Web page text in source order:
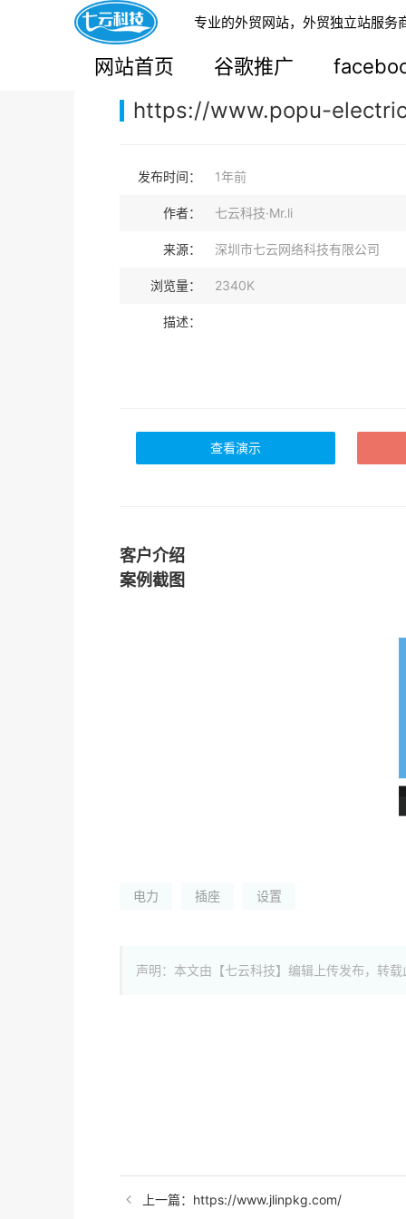
专业的外贸网站，外贸独立站服务
网站首页 谷歌推广
您的当前位置： 网站首页>案例展示>B2B外贸独
https://www.popu-
发布时间： 1年前
作者： 七云科技·Mr.li
来源： 深圳市七云网络科技有限公司
浏览量： 2340K
描述：
查看演示
客户介绍
案例截图
电力 插座 设置
声明：本文由【七云科技】编辑上传发布，转
上一篇：https://www.jlinpkg.com/